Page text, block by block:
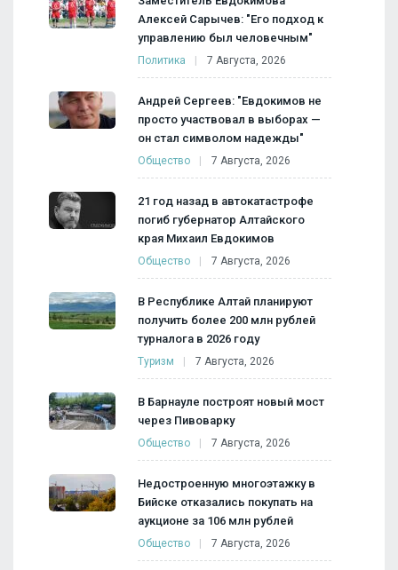
Алексей Сарычев: "Его подход к
управлению был человечным"
Политика 7 Августа, 2026
Андрей Сергеев: "Евдокимов не
просто участвовал в выборах —
он стал символом надежды"
Общество 7 Августа, 2026
21 год назад в автокатастрофе
погиб губернатор Алтайского
края Михаил Евдокимов
Общество 7 Августа, 2026
В Республике Алтай планируют
получить более 200 млн рублей
турналога в 2026 году
Туризм 7 Августа, 2026
В Барнауле построят новый мост
через Пивоварку
Общество 7 Августа, 2026
Недостроенную многоэтажку в
Бийске отказались покупать на
аукционе за 106 млн рублей
Общество 7 Августа, 2026